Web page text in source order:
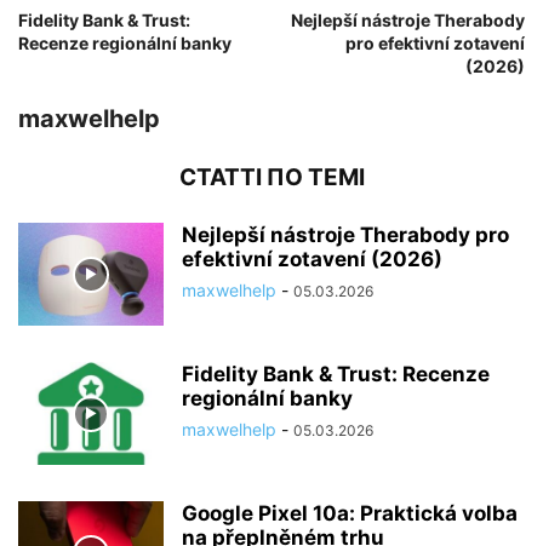
Fidelity Bank & Trust:
Recenze regionální banky
Nejlepší nástroje Therabody
pro efektivní zotavení
(2026)
maxwelhelp
СТАТТІ ПО ТЕМІ
Nejlepší nástroje Therabody pro
efektivní zotavení (2026)
maxwelhelp - 05.03.2026
Fidelity Bank & Trust: Recenze
regionální banky
maxwelhelp - 05.03.2026
Google Pixel 10a: Praktická volba
na přeplněném trhu